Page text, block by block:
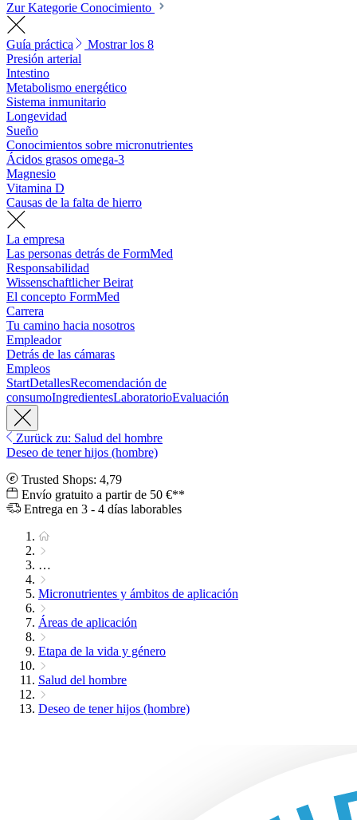
Zur Kategorie Conocimiento
Guía práctica
Mostrar los 8
Presión arterial
Intestino
Metabolismo energético
Sistema inmunitario
Longevidad
Sueño
Conocimientos sobre micronutrientes
Ácidos grasos omega-3
Magnesio
Vitamina D
Causas de la falta de hierro
La empresa
Las personas detrás de FormMed
Responsabilidad
Wissenschaftlicher Beirat
El concepto FormMed
Carrera
Tu camino hacia nosotros
Empleador
Detrás de las cámaras
Empleos
StartDetallesRecomendación de
consumoIngredientesLaboratorioEvaluación
Zurück zu: Salud del hombre
Deseo de tener hijos (hombre)
Trusted Shops: 4,79
Envío gratuito a partir de 50 €**
Entrega en 3 - 4 días laborables
…
Micronutrientes y ámbitos de aplicación
Áreas de aplicación
Etapa de la vida y género
Salud del hombre
Deseo de tener hijos (hombre)